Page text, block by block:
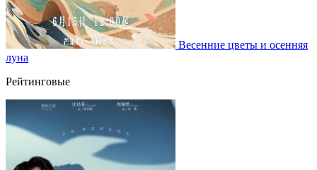
Весенние цветы и осенняя
луна
Рейтинговые